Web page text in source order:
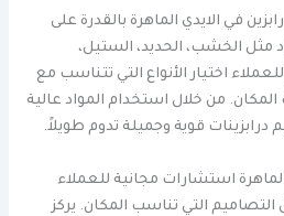
في الايدي الماهرة بالقدرة على
مثل الخشب، الحديد، الستيل،
اختيار الأنواع التي تتناسب مع
من خلال استخدام المواد عالية
قوية وجميلة تدوم طويلاً.
استشارات مجانية للعملاء
التي تناسب المكان. يركز